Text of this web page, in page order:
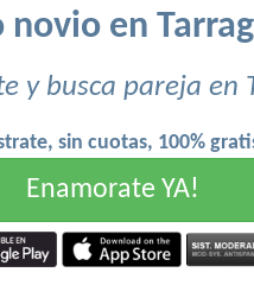
novio en
y busca pareja en
sin cuotas, 100%
Enamorate YA!